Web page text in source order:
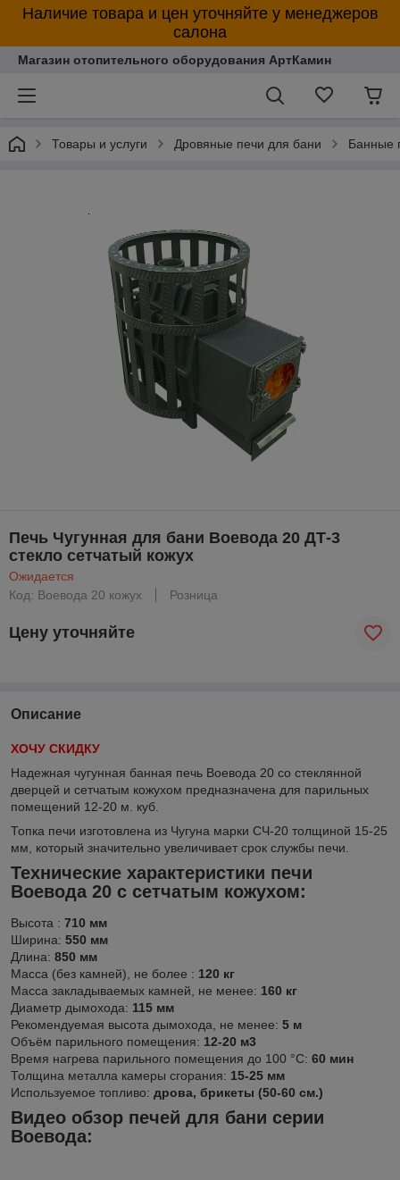
Наличие товара и цен уточняйте у менеджеров
салона
Магазин отопительного оборудования АртКамин
Товары и услуги Дровяные печи для бани Банные
Печь Чугунная для бани Воевода 20 ДТ-3
стекло сетчатый кожух
Ожидается
Код: Воевода 20 кожух
Розница
Цену уточняйте
Описание
ХОЧУ СКИДКУ
Надежная чугунная банная печь Воевода 20 со стеклянной
дверцей и сетчатым кожухом предназначена для парильных
помещений 12-20 м. куб.
Топка печи изготовлена из Чугуна марки СЧ-20 толщиной 15-25
мм, который значительно увеличивает срок службы печи.
Технические характеристики печи
Воевода 20 с сетчатым кожухом:
Высота : 710 мм
Ширина: 550 мм
Длина: 850 мм
Масса (без камней), не более : 120 кг
Масса закладываемых камней, не менее: 160 кг
Диаметр дымохода: 115 мм
Рекомендуемая высота дымохода, не менее: 5 м
Объём парильного помещения: 12-20 м3
Время нагрева парильного помещения до 100 °С: 60 мин
Толщина металла камеры сгорания: 15-25 мм
Используемое топливо: дрова, брикеты (50-60 см.)
Видео обзор печей для бани серии
Воевода: